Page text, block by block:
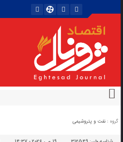
گروه : نفت و پتروشیمی